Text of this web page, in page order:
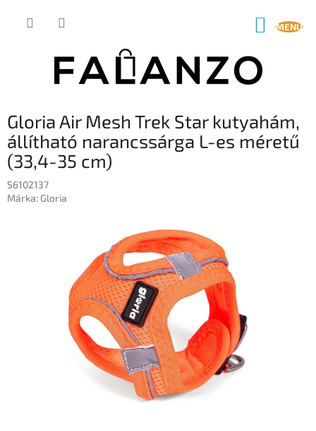
KOSÁR
Gloria Air Mesh Trek Star kutyahám,
állítható narancssárga L-es méretű
(33,4-35 cm)
S6102137
Márka: Gloria